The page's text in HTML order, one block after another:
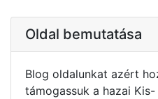
Oldal bemutatása
Blog oldalunkat azért
támogassuk a hazai